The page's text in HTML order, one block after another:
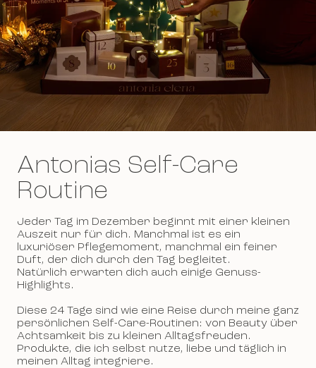
Antonias Self-Care
Routine
Jeder Tag im Dezember beginnt mit einer kleinen
Auszeit nur für dich. Manchmal ist es ein
luxuriöser Pflegemoment, manchmal ein feiner
Duft, der dich durch den Tag begleitet.
Natürlich erwarten dich auch einige Genuss-
Highlights.
Diese 24 Tage sind wie eine Reise durch meine ganz
persönlichen Self-Care-Routinen: von Beauty über
Achtsamkeit bis zu kleinen Alltagsfreuden.
Produkte, die ich selbst nutze, liebe und täglich in
meinen Alltag integriere.